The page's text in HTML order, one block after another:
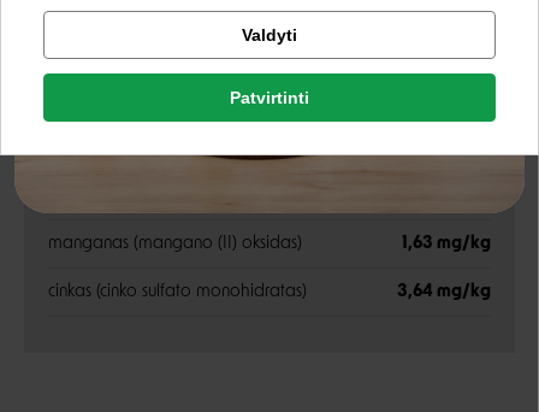
Rašyti atsiliepimą
drėgnis 82%
Priedai
manganas (mangano (II) oksidas) 1,63 mg/kg
cinkas (cinko sulfato monohidratas) 3,64 mg/kg
Rašyti atsiliepimą
Facebook
Negalite prisijungti prie paskyros?
Valdyti
Patvirtinti